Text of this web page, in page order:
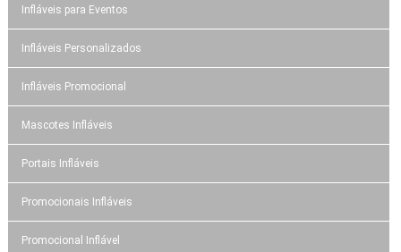
Infláveis para Eventos
Infláveis Personalizados
Infláveis Promocional
Mascotes Infláveis
Portais Infláveis
Promocionais Infláveis
Promocional Inflável